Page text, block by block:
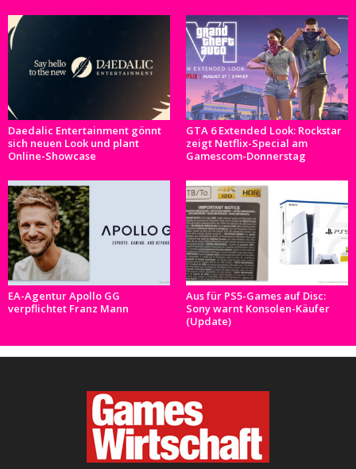
Daedalic Entertainment gönnt
sich neuen Look und plant
Online-Showcase
GTA 6 Extended Look: Rockstar
zeigt Netflix-Special am
Gamescom-Donnerstag
EA-Agentur Apollo GG
verpflichtet Franz Mann
Aus für PS5-Games auf Disc:
Sony warnt Konsolen-Käufer
(Update)